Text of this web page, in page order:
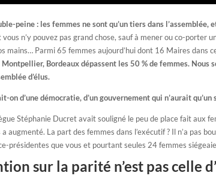
peine : les femmes ne sont qu’un tiers dans
n’y pouvez pas grand chose, sauf à mener ou co-porter
mains… Parmi 65 femmes aujourd’hui dont 16 Maires dans
Bordeaux dépassent les 50 % de femmes.
d’élus.
on d’une démocratie, d’un gouvernement qui n’aurait
Stéphanie Ducret avait souligné le peu de place fait aux
augmenté. La part des femmes dans l’exécutif ? Il n’a pas
présidentes que vous et pourtant seules 24 femmes
sur la parité n’est pas celle